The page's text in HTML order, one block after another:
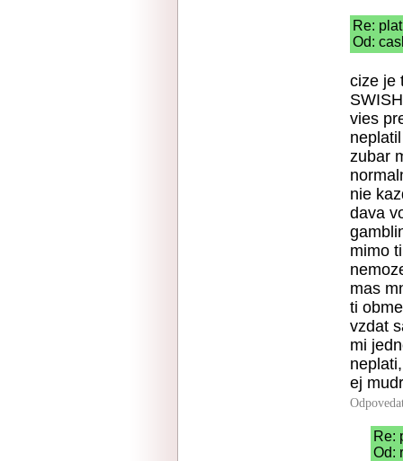
Re:
Od:
cize je
vies
zubar
nie
dava
mimo
mas
ti
vzdat
mi
ej
Re:
Od: